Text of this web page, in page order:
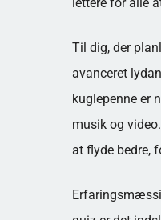
Til dig, der
avanceret
kuglepenne er
musik og
at flyde bedre,